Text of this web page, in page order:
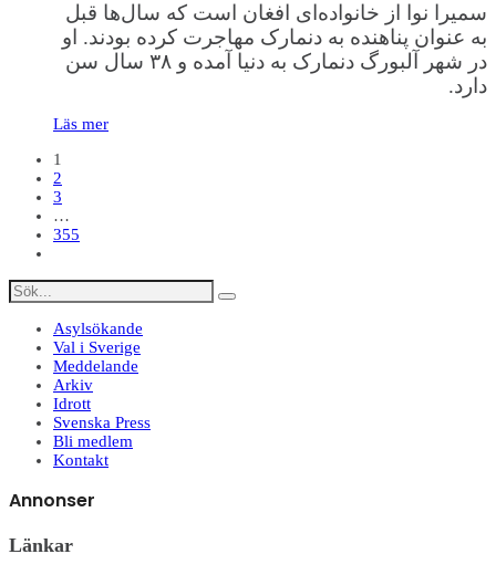
سمیرا نوا از خانواده‌ای افغان است که سال‌ها قبل
به عنوان پناهنده به دنمارک مهاجرت کرده بودند. او
در شهر آلبورگ دنمارک به دنیا آمده و ۳۸ سال سن
دارد.
Läs mer
1
2
3
…
355
Asylsökande
Val i Sverige
Meddelande
Arkiv
Idrott
Svenska Press
Bli medlem
Kontakt
Annonser
Länkar